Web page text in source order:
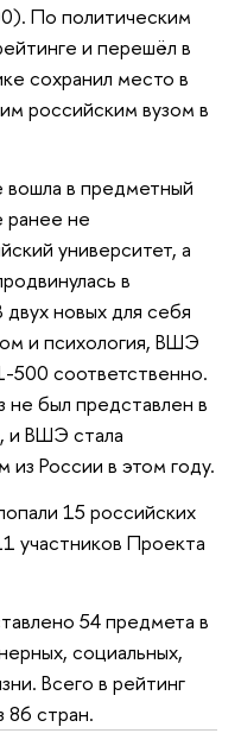
По политическим
и перешёл в
сохранил место в
​российским вузом в
в предметный
ранее не
университет, а
в
новых для себя
и психология, ВШЭ
500 соответственно.
не был представлен в
и ВШЭ стала
России в этом году.
15 российских
участников Проекта
54 предмета в
социальных,
Всего в рейтинг
86 стран.